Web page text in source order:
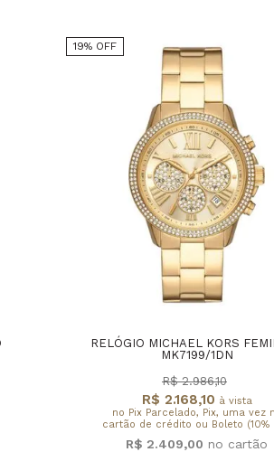
19% OFF
RELÓGIO MICHAEL KORS
MK7199/1DN
R$ 2.168,10 à vista
no Pix Parcelado, Pix, uma vez
cartão de crédito ou Boleto (10%
R$ 2.986,10
R$ 2.409,00